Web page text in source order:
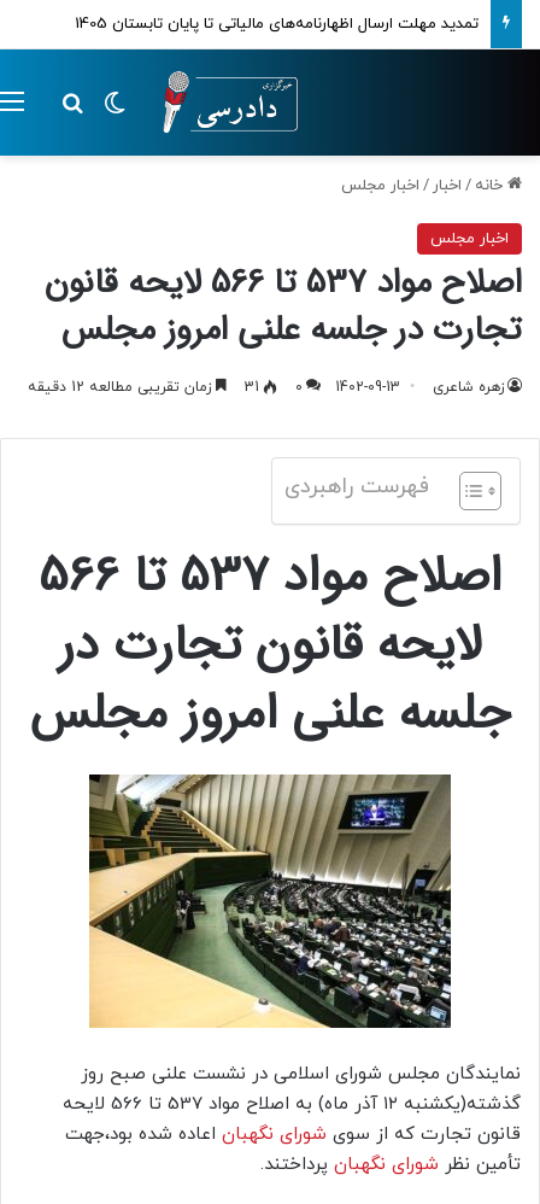
تمدید مهلت ارسال اظهارنامه‌های مالیاتی تا پایان تابستان 1405
تغییر پوسته
خانه / اخبار / اخبار مجلس
اخبار مجلس
اصلاح مواد 537 تا 566 لایحه قانون
تجارت در جلسه علنی امروز مجلس
زهره شاعری 1402-09-13
0
31 زمان تقریبی مطالعه 12 دقیقه
فهرست راهبردی
اصلاح مواد 537 تا 566
لایحه قانون تجارت در
جلسه علنی امروز مجلس
نمایندگان مجلس شورای اسلامی در نشست علنی صبح روز
گذشته(یکشنبه ۱۲ آذر ماه) به اصلاح مواد 537 تا 566 لایحه
قانون تجارت که از سوی شورای نگهبان اعاده شده بود،جهت
تأمین نظر شورای نگهبان پرداختند.